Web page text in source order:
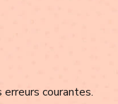
courantes.